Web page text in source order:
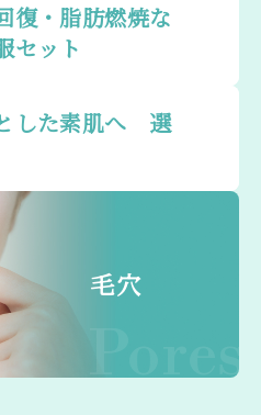
復・脂肪燃焼な
セット
した素肌へ 選
Pores
毛穴